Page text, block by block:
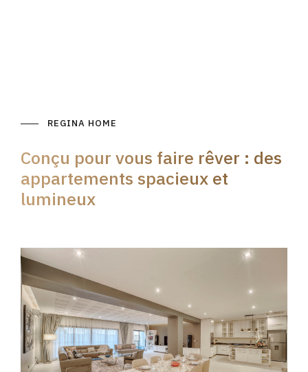
REGINA HOME
Conçu pour vous faire rêver : des
appartements spacieux et
lumineux